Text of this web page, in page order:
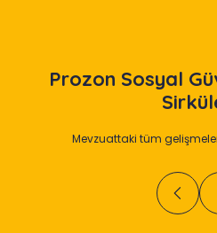
Prozon Sosyal
Mevzuattaki tüm